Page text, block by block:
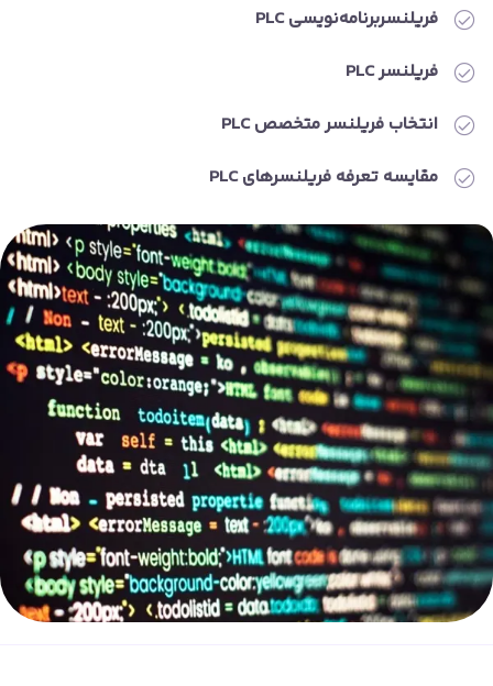
فریلنسربرنامه‌نویسی PLC
فریلنسر PLC
انتخاب فریلنسر متخصص PLC
مقایسه تعرفه فریلنسرهای PLC